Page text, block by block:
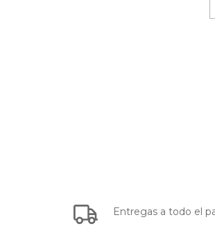
Entregas a todo el